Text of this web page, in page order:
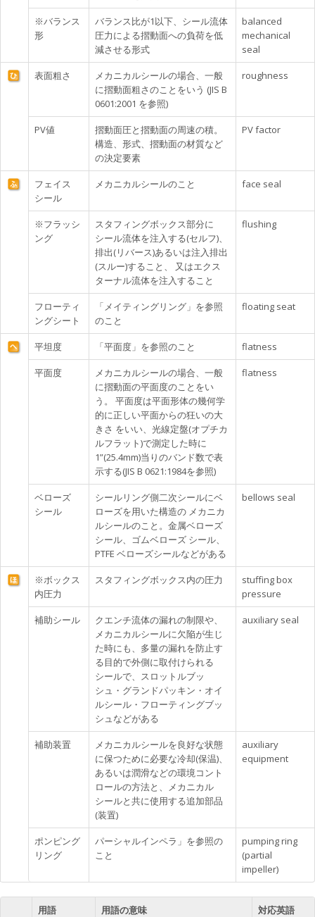
※バランス
形
バランス比が1以下、シール流体
圧力による摺動面への負荷を低
減させる形式
balanced
mechanical
seal
表面粗さ
メカニカルシールの場合、一般
に摺動面粗さのことをいう (JIS B
0601:2001 を参照)
roughness
PV値
摺動面圧と摺動面の周速の積。
構造、形式、摺動面の材質など
の決定要素
PV factor
フェイス
シール
メカニカルシールのこと face seal
※フラッシ
ング
スタフィングボックス部分に
シール流体を注入する(セルフ)、
排出(リバース)あるいは注入排出
(スルー)すること、 又はエクス
ターナル流体を注入すること
flushing
フローティ
ングシート
「メイティングリング」を参照
のこと
floating seat
平坦度 「平面度」を参照のこと flatness
平面度
メカニカルシールの場合、一般
に摺動面の平面度のことをい
う。 平面度は平面形体の幾何学
的に正しい平面からの狂いの大
きさ をいい、光線定盤(オプチカ
ルフラット)で測定した時に
1”(25.4mm)当りのバンド数で表
示する(JIS B 0621:1984を参照)
flatness
ベローズ
シール
シールリング側二次シールにベ
ローズを用いた構造の メカニカ
ルシールのこと。金属ベローズ
シール、ゴムベローズ シール、
PTFE ベローズシールなどがある
bellows seal
※ボックス
内圧力
スタフィングボックス内の圧力
stuffing box
pressure
補助シール
クエンチ流体の漏れの制限や、
メカニカルシールに欠陥が生じ
た時にも、多量の漏れを防止す
る目的で外側に取付けられる
シールで、スロットルブッ
シュ・グランドパッキン・オイ
ルシール・フローティングブッ
シュなどがある
auxiliary seal
補助装置
メカニカルシールを良好な状態
に保つために必要な冷却(保温)、
あるいは潤滑などの環境コント
ロールの方法と、メカニカル
シールと共に使用する追加部品
(装置)
auxiliary
equipment
ポンピング
リング
パーシャルインペラ」を参照の
こと
pumping ring
(partial
impeller)
用語 用語の意味 対応英語